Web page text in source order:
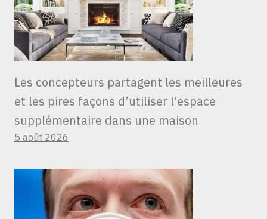
Les concepteurs partagent les meilleures
et les pires façons d’utiliser l’espace
supplémentaire dans une maison
5 août 2026